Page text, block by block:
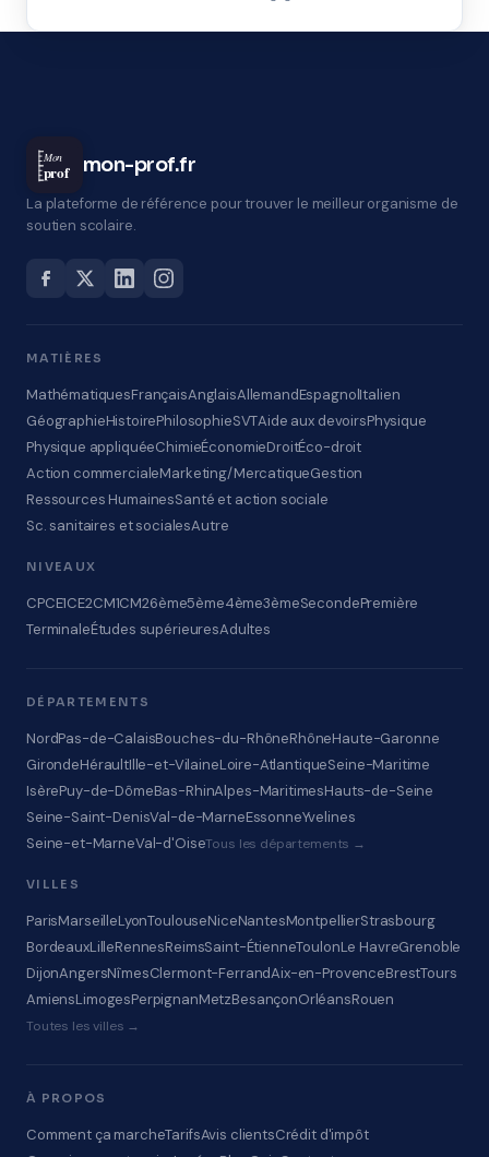
Mon
prof mon-prof.fr
La plateforme de référence pour trouver le meilleur organisme de
soutien scolaire.
MATIÈRES
MathématiquesFrançaisAnglaisAllemandEspagnolItalien
GéographieHistoirePhilosophieSVTAide aux devoirsPhysique
Physique appliquéeChimieÉconomieDroitÉco-droit
Action commercialeMarketing/MercatiqueGestion
Ressources HumainesSanté et action sociale
Sc. sanitaires et socialesAutre
NIVEAUX
CPCE1CE2CM1CM26ème5ème4ème3èmeSecondePremière
TerminaleÉtudes supérieuresAdultes
DÉPARTEMENTS
NordPas-de-CalaisBouches-du-RhôneRhôneHaute-Garonne
GirondeHéraultIlle-et-VilaineLoire-AtlantiqueSeine-Maritime
IsèrePuy-de-DômeBas-RhinAlpes-MaritimesHauts-de-Seine
Seine-Saint-DenisVal-de-MarneEssonneYvelines
Seine-et-MarneVal-d'OiseTous les départements →
VILLES
ParisMarseilleLyonToulouseNiceNantesMontpellierStrasbourg
BordeauxLilleRennesReimsSaint-ÉtienneToulonLe HavreGrenoble
DijonAngersNîmesClermont-FerrandAix-en-ProvenceBrestTours
AmiensLimogesPerpignanMetzBesançonOrléansRouen
Toutes les villes →
À PROPOS
Comment ça marcheTarifsAvis clientsCrédit d'impôt